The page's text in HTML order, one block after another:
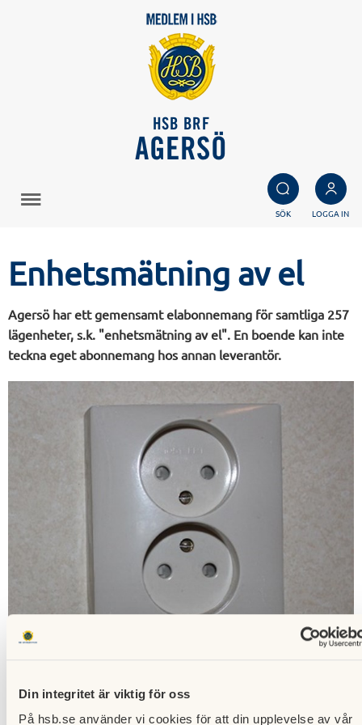
Din integritet är viktig för oss
På hsb.se använder vi cookies för att din upplevelse av vår
HSB BRF
AGERSÖ
SÖK LOGGA IN
Enhetsmätning av el
Agersö har ett gemensamt elabonnemang för samtliga 257
lägenheter, s.k. "enhetsmätning av el". En boende kan inte
teckna eget abonnemang hos annan leverantör.
Föreningen betalar först samtliga elfakturor. Varje